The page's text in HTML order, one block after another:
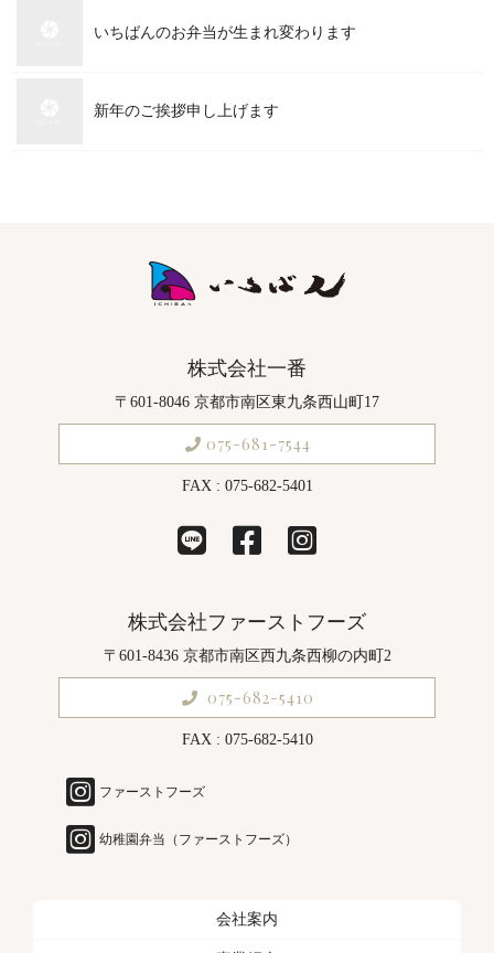
いちばんのお弁当が生まれ変わります
新年のご挨拶申し上げます
株式会社一番
〒601-8046 京都市南区東九条西山町17
075-681-7544
FAX : 075-682-5401
株式会社ファーストフーズ
〒601-8436 京都市南区西九条西柳の内町2
075-682-5410
FAX : 075-682-5410
ファーストフーズ
幼稚園弁当（ファーストフーズ）
会社案内